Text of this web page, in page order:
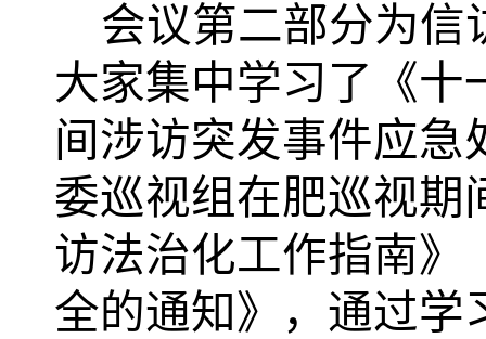
会议第二部分为信
大家集中学习了《十
间涉访突发事件应急
委巡视组在肥巡视期
访法治化工作指南》
全的通知》，通过学